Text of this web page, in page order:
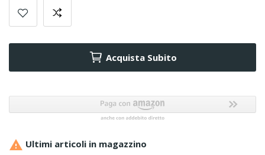
Acquista Subito
 Ultimi articoli in magazzino